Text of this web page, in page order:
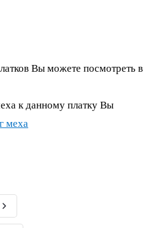
Вы можете посмотреть в
к данному платку Вы
меха